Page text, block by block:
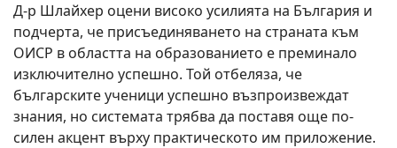
Д-р Шлайхер оцени високо усилията на България и
подчерта, че присъединяването на страната към
ОИСР в областта на образованието е преминало
изключително успешно. Той отбеляза, че
българските ученици успешно възпроизвеждат
знания, но системата трябва да поставя още по-
силен акцент върху практическото им приложение.